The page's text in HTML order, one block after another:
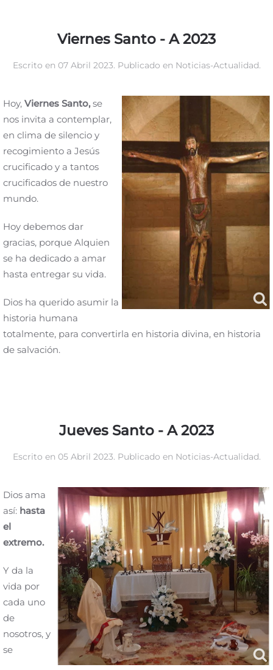
Viernes Santo - A 2023
Escrito en 07 Abril 2023. Publicado en Noticias-Actualidad.
Hoy, Viernes Santo,se
nos invita a contemplar,
en clima de silencio y
recogimiento a Jesús
crucificado y a tantos
crucificados de nuestro
mundo.
Hoy debemos dar
gracias, porque Alquien
se ha dedicado a amar
hasta entregar su vida.
Dios ha querido asumir la
historia humana
totalmente, para convertirla en historia divina, en historia
de salvación.
Jueves Santo - A 2023
Escrito en 05 Abril 2023. Publicado en Noticias-Actualidad.
Dios ama
así: hasta
el
extremo.
Y da la
vida por
cada uno
de
nosotros, y
se